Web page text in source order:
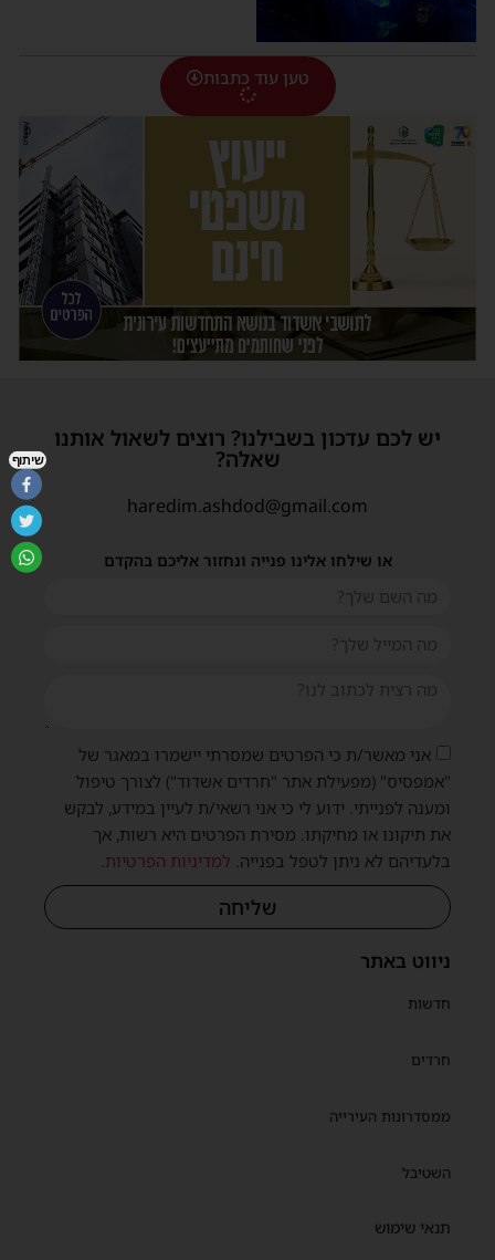
טען עוד כתבות
ניווט באתר
חדשות
חרדים
ממסדרונות העירייה
השטיבל
תנאי שימוש
יש לכם עדכון בשבילנו? רוצים לשאול אותנו
שאלה?
haredim.ashdod@gmail.com
או שילחו אלינו פנייה ונחזור אליכם בהקדם
אני מאשר/ת כי הפרטים שמסרתי יישמרו במאגר של
"אמפסיס" (מפעילת אתר "חרדים אשדוד") לצורך טיפול
ומענה לפנייתי. ידוע לי כי אני רשאי/ת לעיין במידע, לבקש
את תיקונו או מחיקתו. מסירת הפרטים היא רשות, אך
בלעדיהם לא ניתן לטפל בפנייה. למדיניות הפרטיות.
שליחה
שיתוף